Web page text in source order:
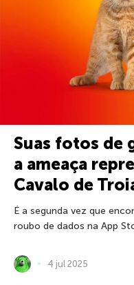
Suas fotos de
a ameaça
Cavalo de
É a segunda vez que
roubo de dados na App
4 jul 2025